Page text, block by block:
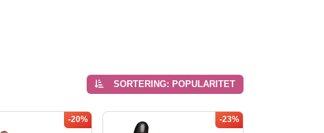
SORTERING: POPULARITET
-20% -23%